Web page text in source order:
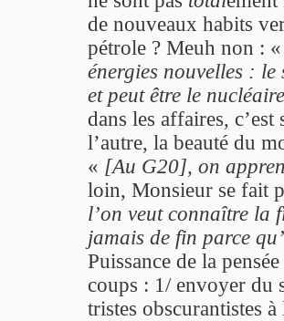
de nouveaux habits
pétrole ? Meuh non :
énergies nouvelles :
et peut être le nucléaire
dans les affaires,
l’autre, la beauté du
« [Au G20], on
loin, Monsieur se fait
l’on veut connaître la
jamais de fin parce
Puissance de la
coups : 1/ envoyer du
tristes obscurantistes